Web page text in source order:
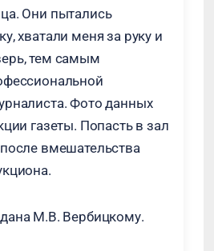
Они пытались
хватали меня за руку и
тем самым
Фото данных
газеты. Попасть в зал
вмешательства
М.В. Вербицкому.